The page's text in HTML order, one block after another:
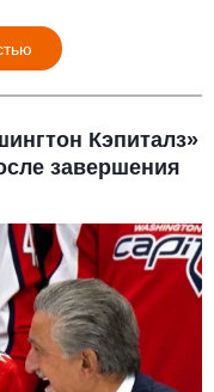
Кэпиталз»
завершения